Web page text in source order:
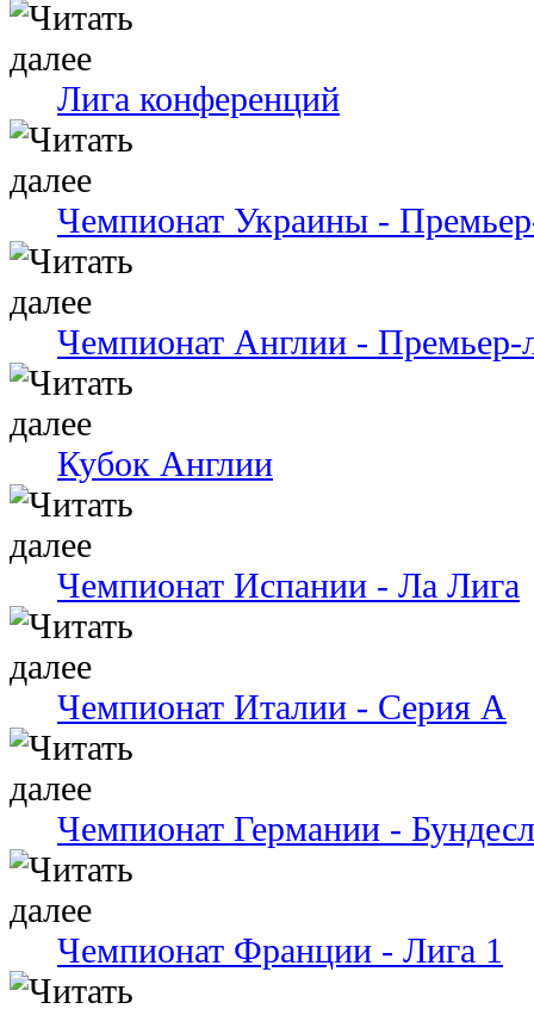
Лига конференций
Чемпионат Украины -
Чемпионат Англии - Премьер-
Кубок Англии
Чемпионат Испании - Ла Лига
Чемпионат Италии - Серия А
Чемпионат Германии -
Чемпионат Франции - Лига 1